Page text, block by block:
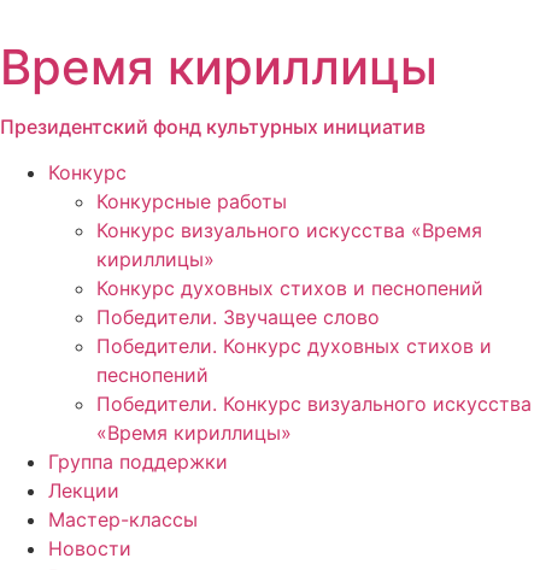
содержимому
Время кириллицы
Президентский фонд культурных инициатив
Конкурс
Конкурсные работы
Конкурс визуального искусства «Время
кириллицы»
Конкурс духовных стихов и песнопений
Победители. Звучащее слово
Победители. Конкурс духовных стихов и
песнопений
Победители. Конкурс визуального искусства
«Время кириллицы»
Группа поддержки
Лекции
Мастер-классы
Новости